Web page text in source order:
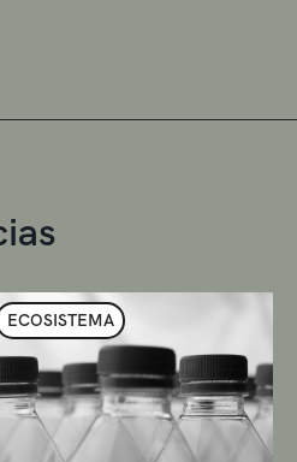
ECOSISTEMA